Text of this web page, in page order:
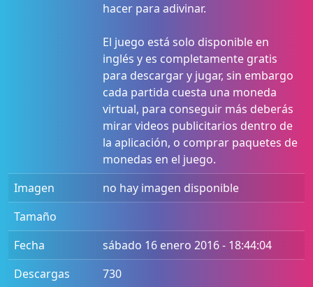
hacer para adivinar.
El juego está solo disponible en
inglés y es completamente gratis
para descargar y jugar, sin embargo
cada partida cuesta una moneda
virtual, para conseguir más deberás
mirar videos publicitarios dentro de
la aplicación, o comprar paquetes de
monedas en el juego.
Imagen
no hay imagen disponible
Tamaño
Fecha
sábado 16 enero 2016 - 18:44:04
Descargas
730